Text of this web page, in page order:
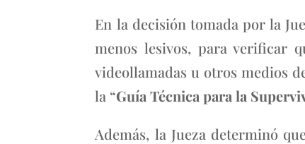
En la decisión tomada por la
menos lesivos, para verificar
videollamadas u otros medios
la “Guía Técnica para la
Además, la Jueza determinó